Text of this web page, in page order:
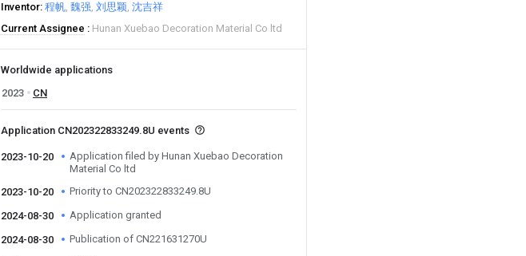
Inventor 程帆 魏强 刘思颖 沈吉祥
Current Assignee
Hunan Xuebao Decoration Material Co ltd
Worldwide applications
2023
CN
Application CN202322833249.8U events
2023-10-20
Application filed by Hunan Xuebao Decoration
Material Co ltd
2023-10-20
Priority to CN202322833249.8U
2024-08-30 Application granted
2024-08-30 Publication of CN221631270U